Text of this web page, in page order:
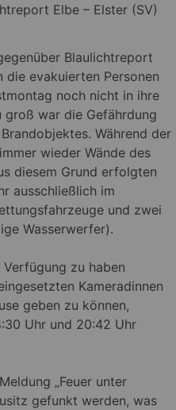
Elbe – Elster (SV)
Blaulichtreport
evakuierten Personen
noch nicht in ihre
groß war die Gefährdung
Während der
wieder Wände des
diesem Grund erfolgten
ausschließlich im
und zwei
Wasserwerfer).
zu haben
Kameradinnen
geben zu können,
Uhr und 20:42 Uhr
„Feuer unter
gefunkt werden, was